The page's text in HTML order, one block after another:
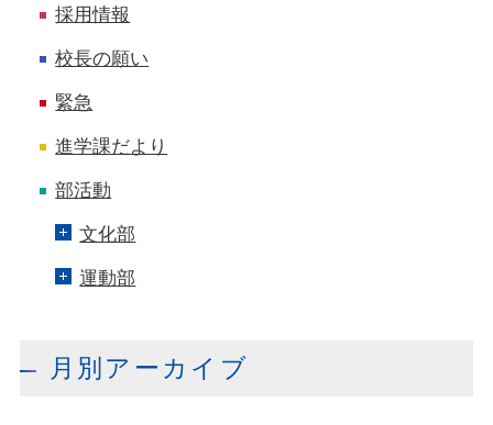
採用情報
校長の願い
緊急
進学課だより
部活動
文化部
運動部
月別アーカイブ